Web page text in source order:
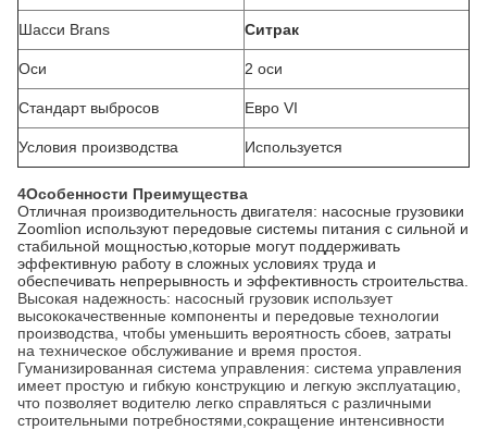
Шасси Brans Ситрак
Оси 2 оси
Стандарт выбросов Евро VI
Условия производства Используется
4Особенности Преимущества
Отличная производительность двигателя: насосные грузовики
Zoomlion используют передовые системы питания с сильной и
стабильной мощностью,которые могут поддерживать
эффективную работу в сложных условиях труда и
обеспечивать непрерывность и эффективность строительства.
Высокая надежность: насосный грузовик использует
высококачественные компоненты и передовые технологии
производства, чтобы уменьшить вероятность сбоев, затраты
на техническое обслуживание и время простоя.
Гуманизированная система управления: система управления
имеет простую и гибкую конструкцию и легкую эксплуатацию,
что позволяет водителю легко справляться с различными
строительными потребностями,сокращение интенсивности